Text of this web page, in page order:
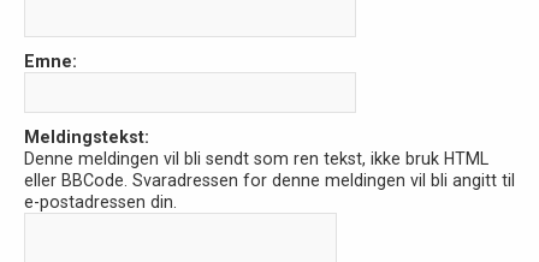
Emne:
Meldingstekst:
Denne meldingen vil bli sendt som ren tekst, ikke bruk HTML
eller BBCode. Svaradressen for denne meldingen vil bli angitt til
e-postadressen din.